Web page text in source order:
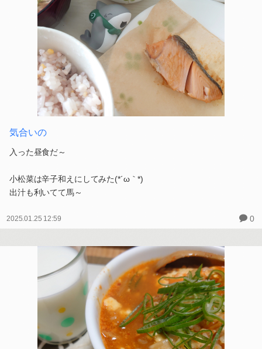
気合いの
入った昼食だ～
小松菜は辛子和えにしてみた(*´ω｀*)
出汁も利いてて馬～
2025.01.25 12:59 0